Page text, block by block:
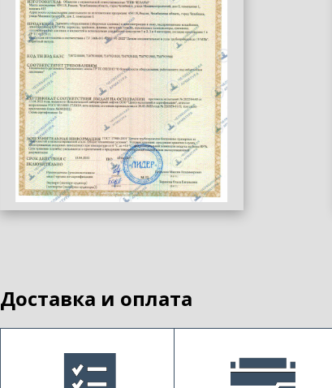
Доставка и оплата